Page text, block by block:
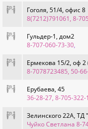
Гоголя, 51/4, офис 8
8(7212)791061, 8-
Гульдер-1, дом2
8-707-060-73-30,
Ермекова 15/2, оф
8-7078723485, 50-
Ерубаева, 45
36-28-27, 8-705-
Зелинского 22А, ТД
Чуйко Светлана 8-